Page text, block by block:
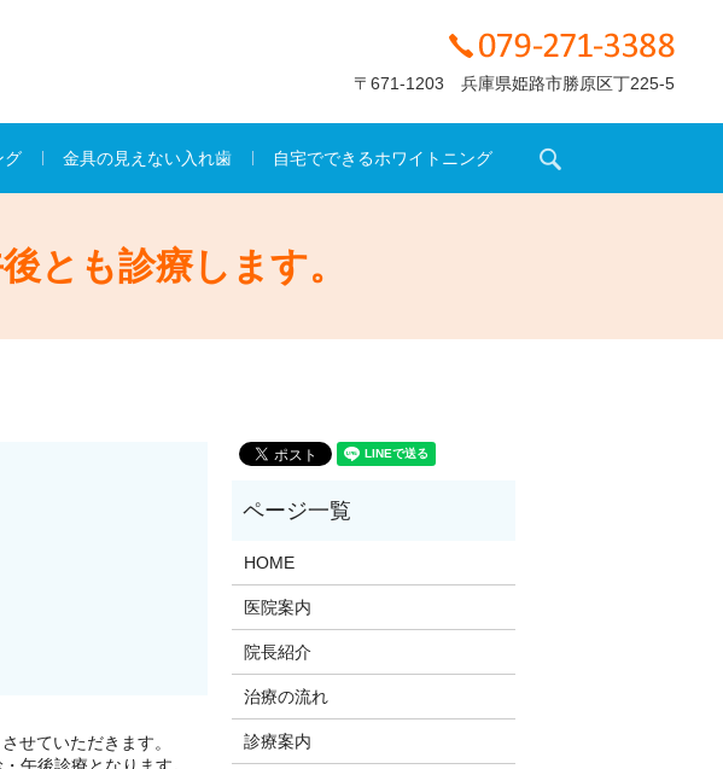
〒671-1203 兵庫県姫路市勝原区丁225-5
グ 金具の見えない入れ歯 自宅でできるホワイトニング
とも診療します。
せていただきます。
HOME
医院案内
院長紹介
治療の流れ
診療案内